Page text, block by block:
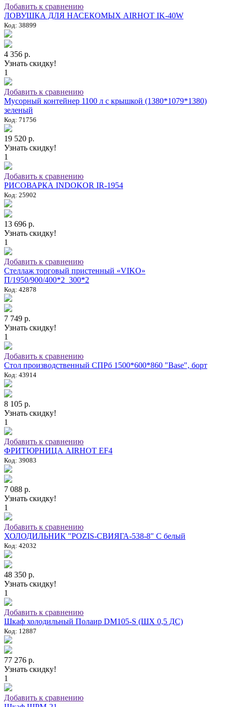
Добавить к сравнению
ЛОВУШКА ДЛЯ НАСЕКОМЫХ AIRHOT IK-40W
Код: 38899
4 356 р.
Узнать скидку!
1
Добавить к сравнению
Мусорный контейнер 1100 л с крышкой (1380*1079*1380)
зеленый
Код: 71756
19 520 р.
Узнать скидку!
1
Добавить к сравнению
РИСОВАРКА INDOKOR IR-1954
Код: 25902
13 696 р.
Узнать скидку!
1
Добавить к сравнению
Стеллаж торговый пристенный «VIKO»
П/1950/900/400*2_300*2
Код: 42878
7 749 р.
Узнать скидку!
1
Добавить к сравнению
Стол производственный СПРб 1500*600*860 "Base", борт
Код: 43914
8 105 р.
Узнать скидку!
1
Добавить к сравнению
ФРИТЮРНИЦА AIRHOT EF4
Код: 39083
7 088 р.
Узнать скидку!
1
Добавить к сравнению
ХОЛОДИЛЬНИК "POZIS-СВИЯГА-538-8" C белый
Код: 42032
48 350 р.
Узнать скидку!
1
Добавить к сравнению
Шкаф холодильный Полаир DM105-S (ШХ 0,5 ДС)
Код: 12887
77 276 р.
Узнать скидку!
1
Добавить к сравнению